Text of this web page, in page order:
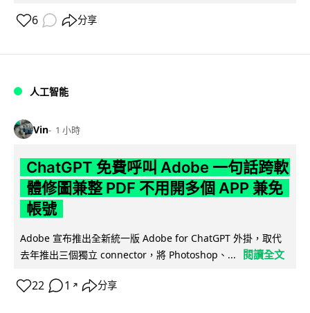
6 分享
人工智能
Vin 1 小時
ChatGPT 免費呼叫 Adobe 一句話跨軟
體修圖兼整 PDF 不用開多個 APP 兼免
帳號
Adobe 宣布推出全新統一版 Adobe for ChatGPT 外掛，取代
去年推出三個獨立 connector，將 Photoshop、...
閱讀全文
22 1 ↗ 分享